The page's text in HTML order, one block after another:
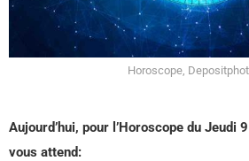
Horoscope,
Aujourd’hui, pour l’Horoscope du
vous attend: